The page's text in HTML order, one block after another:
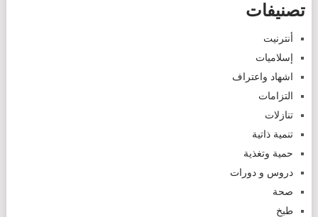
تصنيفات
أنترنيت
إسلاميات
اشهاد واعتراف
التزامات
تنازلات
تنمية ذاتية
حمية وتغذية
دروس و دورات
صحة
طبخ